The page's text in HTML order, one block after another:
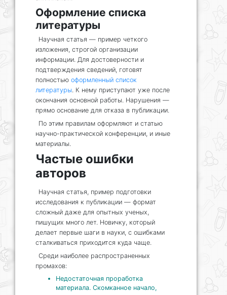
Оформление списка
литературы
Научная статья — пример четкого
изложения, строгой организации
информации. Для достоверности и
подтверждения сведений, готовят
полностью оформленный список
литературы. К нему приступают уже после
окончания основной работы. Нарушения —
прямо основание для отказа в публикации.
По этим правилам оформляют и статью
научно-практической конференции, и иные
материалы.
Частые ошибки
авторов
Научная статья, пример подготовки
исследования к публикации — формат
сложный даже для опытных ученых,
пишущих много лет. Новичку, который
делает первые шаги в науки, с ошибками
сталкиваться приходится куда чаще.
Среди наиболее распространенных
промахов:
Недостаточная проработка
материала. Скомканное начало,